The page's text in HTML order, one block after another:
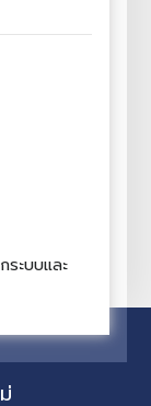
ะบบและ